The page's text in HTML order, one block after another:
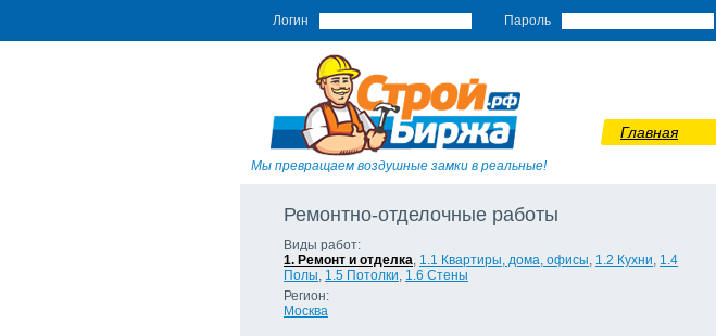
Логин Пароль
Мы превращаем воздушные замки в реальные!
Главная
Ремонтно-отделочные работы
Виды работ:
1. Ремонт и отделка, 1.1 Квартиры, дома, офисы, 1.2 Кухни, 1.4
Полы, 1.5 Потолки, 1.6 Стены
Регион:
Москва